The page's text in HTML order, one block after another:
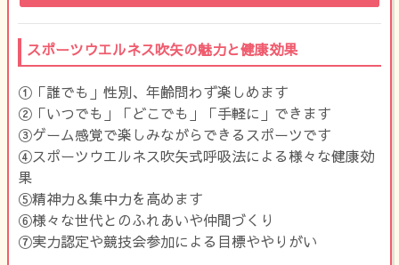
スポーツウエルネス吹矢の魅力と健康効果
①「誰でも」性別、年齢問わず楽しめます
②「いつでも」「どこでも」「手軽に」できます
③ゲーム感覚で楽しみながらできるスポーツです
④スポーツウエルネス吹矢式呼吸法による様々な健康効
果
⑤精神力＆集中力を高めます
⑥様々な世代とのふれあいや仲間づくり
⑦実力認定や競技会参加による目標ややりがい